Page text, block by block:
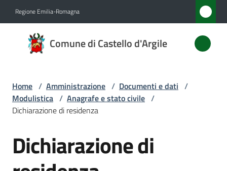
Regione Emilia-Romagna
Comune di Castello d'Argile
Comune
di
d'Argile
Menu selezionato
Novità
Home / Amministrazione / Documenti e dati /
Modulistica / Anagrafe e stato civile /
Dichiarazione di residenza
Salta al contenuto
Dichiarazione di